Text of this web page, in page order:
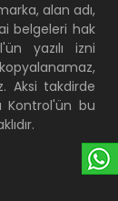
alan adı,
belgeleri hak
yazılı izni
Aksi takdirde
Kontrol'ün bu